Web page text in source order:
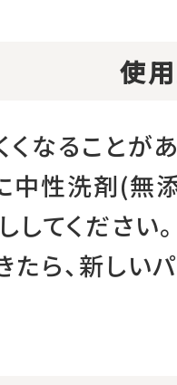
使
なることが
性洗剤(無
てください。
ら、新しい